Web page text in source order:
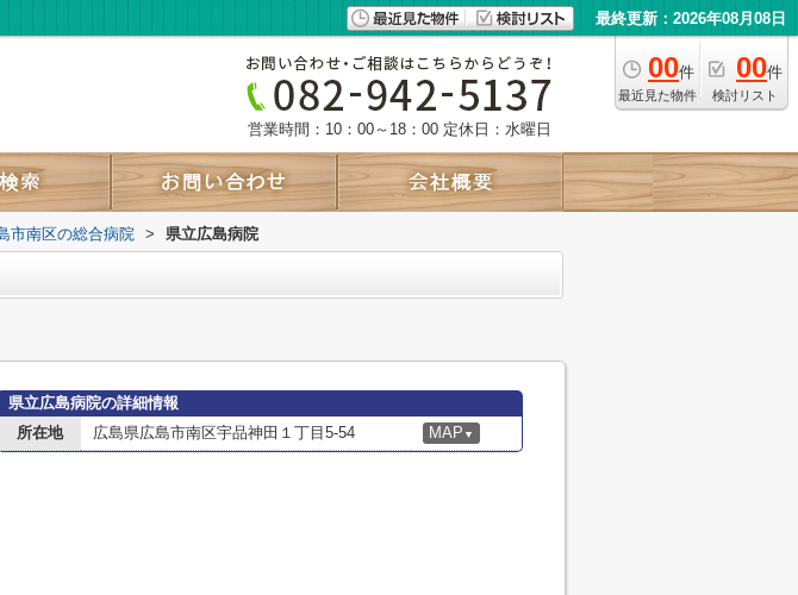
最終更新：2026年08月08日
00件
最近見た物件
00件
検討リスト
営業時間：10：00～18：00 定休日：水曜日
市南区の総合病院 > 県立広島病院
県立広島病院の詳細情報
所在地
広島県広島市南区宇品神田１丁目5-54 MAP ▼